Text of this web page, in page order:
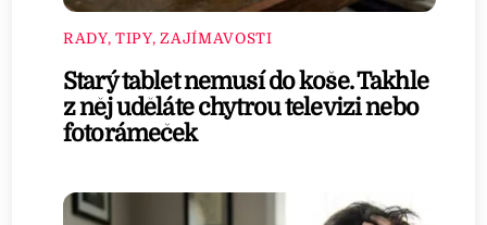
RADY, TIPY, ZAJÍMAVOSTI
Starý tablet nemusí do koše. Takhle
z něj uděláte chytrou televizi nebo
fotorámeček